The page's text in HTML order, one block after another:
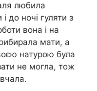
любила
до ночі гуляти з
вона і на
мати, а
натурою була
не могла, тож